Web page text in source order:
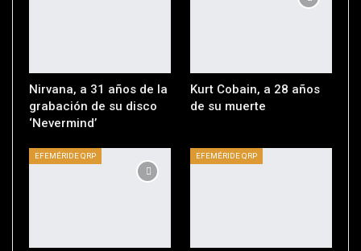
Nirvana, a 31 años de la
grabación de su disco
‘Nevermind’
Kurt Cobain, a 28 años
de su muerte
EFEMÉRIDE QRP EFEMÉRIDE QRP